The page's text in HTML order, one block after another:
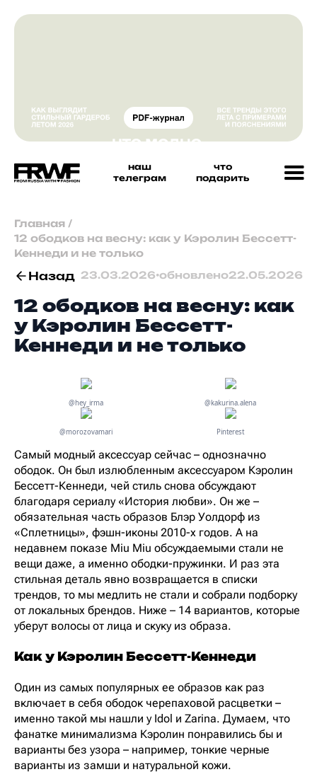
наш
телеграм
что
подарить
Главная /
12 ободков на весну: как у Кэролин Бессетт-
Кеннеди и не только
Назад 23.03.2026•обновлено22.05.2026
12 ободков на весну: как
у Кэролин Бессетт-
Кеннеди и не только
@hey_irma @kakurina.alena
@morozovamari Pinterest
Самый модный аксессуар сейчас – однозначно
ободок. Он был излюбленным аксессуаром Кэролин
Бессетт-Кеннеди, чей стиль снова обсуждают
благодаря сериалу «История любви». Он же –
обязательная часть образов Блэр Уолдорф из
«Сплетницы», фэшн-иконы 2010-х годов. А на
недавнем показе Miu Miu обсуждаемыми стали не
вещи даже, а именно ободки-пружинки. И раз эта
стильная деталь явно возвращается в списки
трендов, то мы медлить не стали и собрали подборку
от локальных брендов. Ниже – 14 вариантов, которые
уберут волосы от лица и скуку из образа.
Как у Кэролин Бессетт-Кеннеди
Один из самых популярных ее образов как раз
включает в себя ободок черепаховой расцветки –
именно такой мы нашли у Idol и Zarina. Думаем, что
фанатке минимализма Кэролин понравились бы и
варианты без узора – например, тонкие черные
варианты из замши и натуральной кожи.